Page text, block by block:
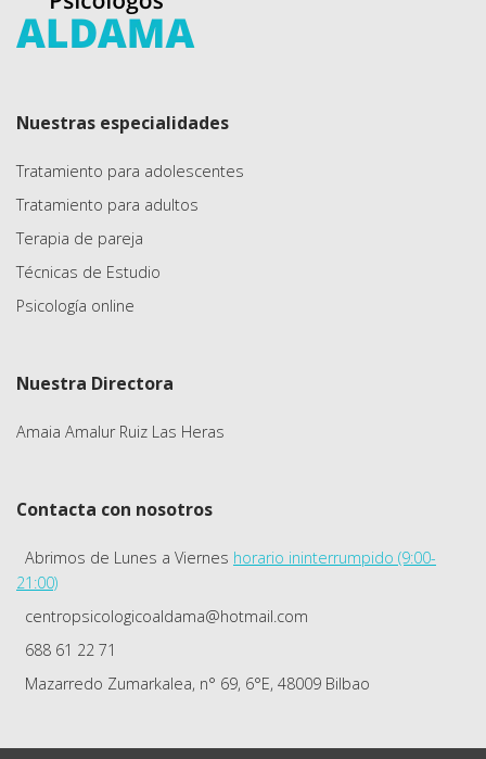
Nuestras especialidades
Tratamiento para adolescentes
Tratamiento para adultos
Terapia de pareja
Técnicas de Estudio
Psicología online
Nuestra Directora
Amaia Amalur Ruiz Las Heras
Contacta con nosotros
Abrimos de Lunes a Viernes horario ininterrumpido (9:00-
21:00)
centropsicologicoaldama@hotmail.com
688 61 22 71
Mazarredo Zumarkalea, n° 69, 6°E, 48009 Bilbao